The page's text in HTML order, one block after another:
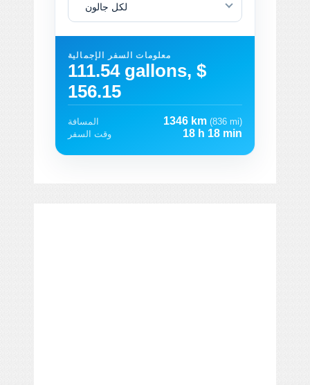
لكل جالون
معلومات السفر الإجمالية
111.54 gallons, $
156.15
المسافة 1346 km (836 mi)
وقت السفر
18 h 18 min